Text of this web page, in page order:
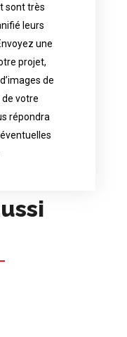
sont très
leurs
une
projet,
de
votre
répondra
of your
in great
Send an
project, if
the
you his